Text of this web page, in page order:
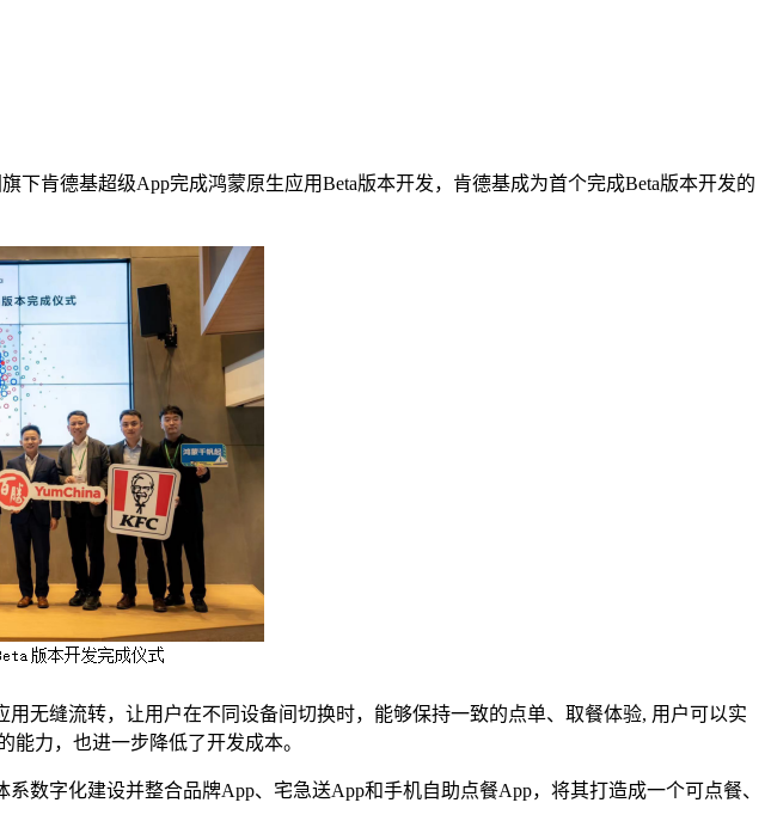
肯德基超级App完成鸿蒙原生应用Beta版本开发，肯德基成为首个完成Beta版本开发的
缝流转，让用户在不同设备间切换时，能够保持一致的点单、取餐体验, 用户可以实
力，也进一步降低了开发成本。
字化建设并整合品牌App、宅急送App和手机自助点餐App，将其打造成一个可点餐、